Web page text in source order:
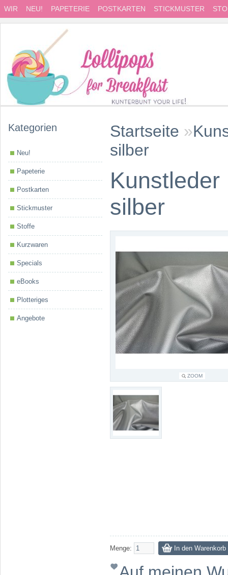
WIR NEU! PAPETERIE POSTKARTEN STICKMUSTER
Kategorien
Neu!
Papeterie
Postkarten
Stickmuster
Stoffe
Kurzwaren
Specials
eBooks
Plotteriges
Angebote
Startseite »
silber
silber
ZOOM
Menge: